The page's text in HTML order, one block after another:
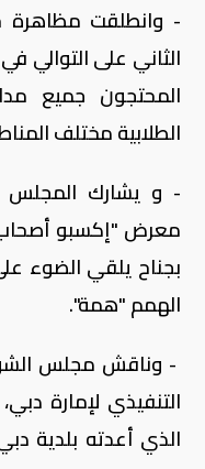
- وانطلقت مظاهرة
الثاني على التوالي
المحتجون جميع
الطلابية مختلف
- و يشارك المجلس
معرض "إكسبو أصحاب
بجناح يلقي الضوء
الهمم "همة".
- وناقش مجلس
التنفيذي لإمارة
الذي أعدته بلدية